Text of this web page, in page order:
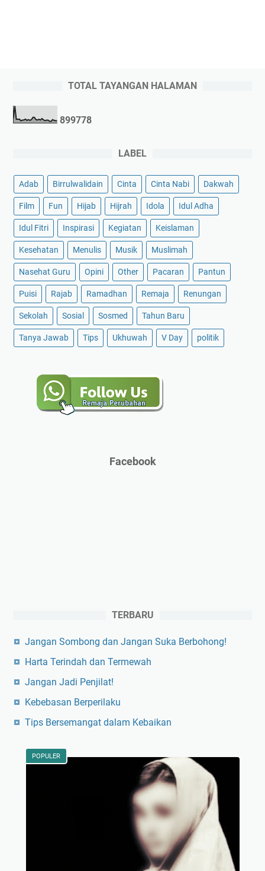
TOTAL TAYANGAN HALAMAN
899778
LABEL
Adab Birrulwalidain Cinta Cinta Nabi Dakwah
Film Fun Hijab Hijrah Idola Idul Adha
Idul Fitri Inspirasi Kegiatan Keislaman
Kesehatan Menulis Musik Muslimah
Nasehat Guru Opini Other Pacaran Pantun
Puisi Rajab Ramadhan Remaja Renungan
Sekolah Sosial Sosmed Tahun Baru
Tanya Jawab Tips Ukhuwah V Day politik
Facebook
TERBARU
Jangan Sombong dan Jangan Suka Berbohong!
Harta Terindah dan Termewah
Jangan Jadi Penjilat!
Kebebasan Berperilaku
Tips Bersemangat dalam Kebaikan
POPULER